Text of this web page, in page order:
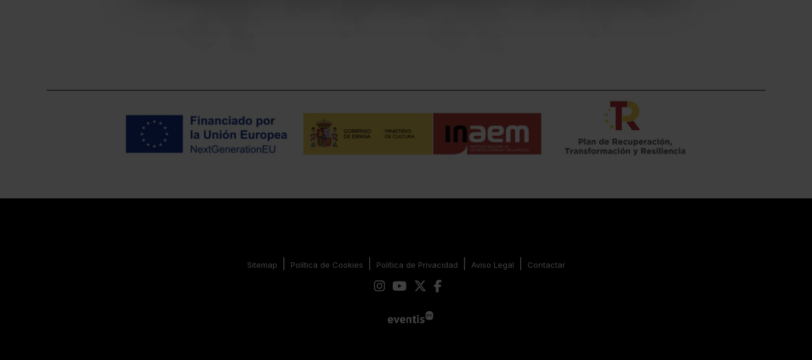
Sitemap Política de Cookies Política de Privacidad Aviso Legal Contactar
Link a instagram
Link a youtube
Link a twitter
Link a facebook